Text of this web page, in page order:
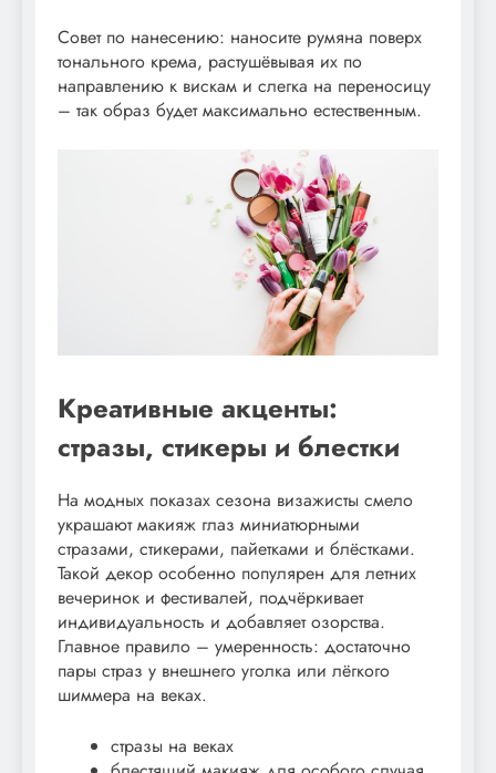
Совет по нанесению: наносите румяна поверх
тонального крема, растушёвывая их по
направлению к вискам и слегка на переносицу
– так образ будет максимально естественным.
Креативные акценты:
стразы, стикеры и блестки
На модных показах сезона визажисты смело
украшают макияж глаз миниатюрными
стразами, стикерами, пайетками и блёстками.
Такой декор особенно популярен для летних
вечеринок и фестивалей, подчёркивает
индивидуальность и добавляет озорства.
Главное правило – умеренность: достаточно
пары страз у внешнего уголка или лёгкого
шиммера на веках.
стразы на веках